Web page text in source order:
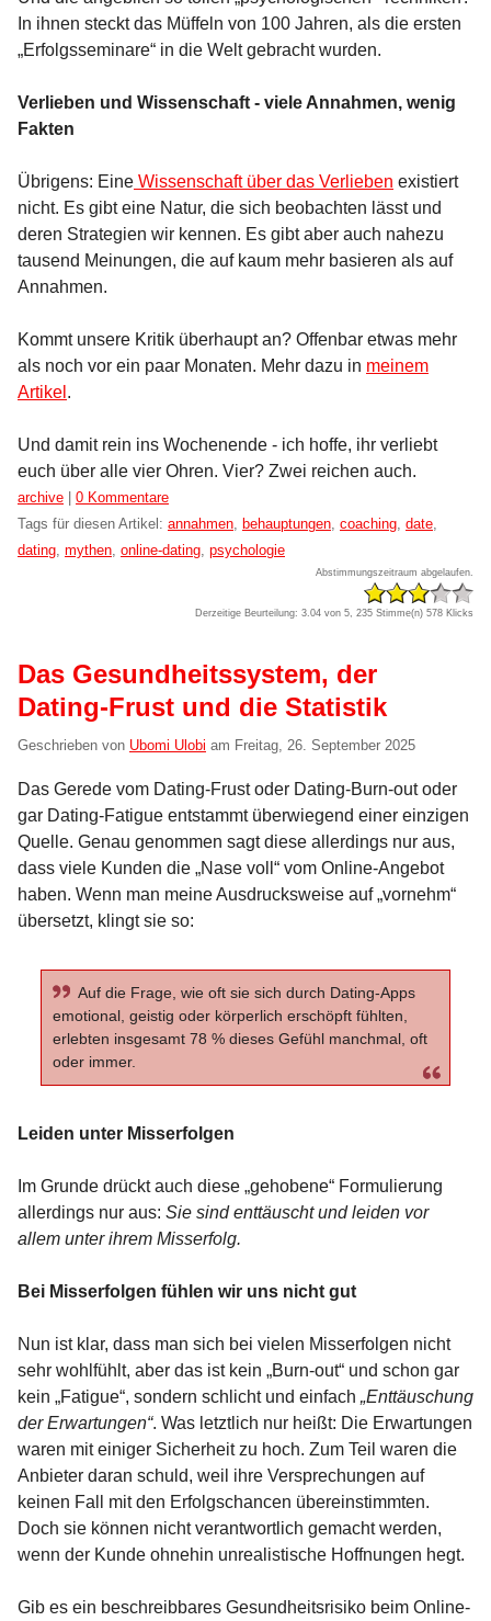
In ihnen steckt das Müffeln von 100 Jahren, als die ersten
„Erfolgsseminare“ in die Welt gebracht wurden.
Verlieben und Wissenschaft - viele Annahmen, wenig
Fakten
Übrigens: Eine Wissenschaft über das Verlieben existiert
nicht. Es gibt eine Natur, die sich beobachten lässt und
deren Strategien wir kennen. Es gibt aber auch nahezu
tausend Meinungen, die auf kaum mehr basieren als auf
Annahmen.
Kommt unsere Kritik überhaupt an? Offenbar etwas mehr
als noch vor ein paar Monaten. Mehr dazu in meinem
Artikel .
Und damit rein ins Wochenende - ich hoffe, ihr verliebt
euch über alle vier Ohren. Vier? Zwei reichen auch.
Kategorien:
archive | 0 Kommentare
Tags für diesen Artikel: annahmen behauptungen coaching date
dating mythen online-dating psychologie
Abstimmungszeitraum abgelaufen.
Derzeitige Beurteilung: 3.04 von 5, 235 Stimme(n) 578 Klicks
Das Gesundheitssystem, der
Dating-Frust und die Statistik
Geschrieben von Ubomi Ulobi am Freitag, 26. September 2025
Das Gerede vom Dating-Frust oder Dating-Burn-out oder
gar Dating-Fatigue entstammt überwiegend einer einzigen
Quelle. Genau genommen sagt diese allerdings nur aus,
dass viele Kunden die „Nase voll“ vom Online-Angebot
haben. Wenn man meine Ausdrucksweise auf „vornehm“
übersetzt, klingt sie so:
Auf die Frage, wie oft sie sich durch Dating-Apps
emotional, geistig oder körperlich erschöpft fühlten,
erlebten insgesamt 78 % dieses Gefühl manchmal, oft
oder immer.
Leiden unter Misserfolgen
Im Grunde drückt auch diese „gehobene“ Formulierung
allerdings nur aus: Sie sind enttäuscht und leiden vor
allem unter ihrem Misserfolg.
Bei Misserfolgen fühlen wir uns nicht gut
Nun ist klar, dass man sich bei vielen Misserfolgen nicht
sehr wohlfühlt, aber das ist kein „Burn-out“ und schon gar
kein „Fatigue“, sondern schlicht und einfach „Enttäuschung
der Erwartungen“. Was letztlich nur heißt: Die Erwartungen
waren mit einiger Sicherheit zu hoch. Zum Teil waren die
Anbieter daran schuld, weil ihre Versprechungen auf
keinen Fall mit den Erfolgschancen übereinstimmten.
Doch sie können nicht verantwortlich gemacht werden,
wenn der Kunde ohnehin unrealistische Hoffnungen hegt.
Gib es ein beschreibbares Gesundheitsrisiko beim Online-